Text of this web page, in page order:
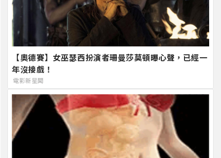
【奧德賽】女巫瑟西扮演者珊曼莎莫頓曝心聲，已經一
年沒接戲！
電影新星聞